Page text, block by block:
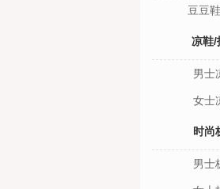
豆豆
凉鞋/
男士
女士
时尚
男士